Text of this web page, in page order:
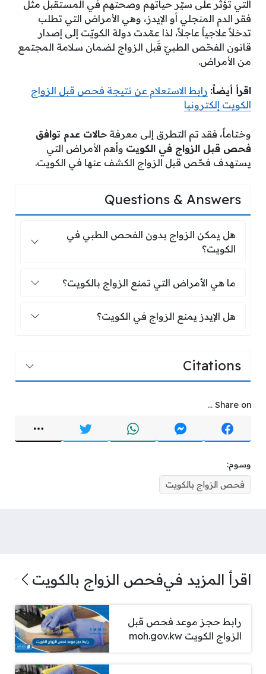
التي تؤثر على سيّر حياتهم وصحتهم في المستقبل مثل
فقر الدم المنجلي أو الإيدز، وهي الأمراض التي تطلب
تدخلاً علاجياً عاجلاً، لذا عمّدت دولة الكويّت إلى إصدار
قانون الفحّص الطبيّ قَبل الزواج لضمان سلامة المجتمع
من الأمراض.
اقرأ أيضاً: رابط الاستعلام عن نتيجة فحص قبل الزواج
الكويت إلكترونيا
وختاماً، فقد تم التطرق إلى معرفة حالات عدم توافق
فحص قبل الزواج في الكويت وأهم الأمراض التي
يستهدف فحّص قبل الزواج الكشف عنها في الكويت.
Questions & Answers
هل يمكن الزواج بدون الفحص الطبي
هل يمكن الزواج بدون الفحص الطبي في
الكويت؟
ما هي الأمراض التي تمنع الزواج
ما هي الأمراض التي تمنع الزواج بالكويت؟
هل الإيدز يمنع الزواج في الكويت؟
هل الإيدز يمنع الزواج في الكويت؟
Citations
Share on ...
وسوم:
فحص الزواج بالكويت
اقرأ المزيد فيفحص الزواج بالكويت
رابط حجز موعد فحص قبل
الزواج الكويت moh.gov.kw